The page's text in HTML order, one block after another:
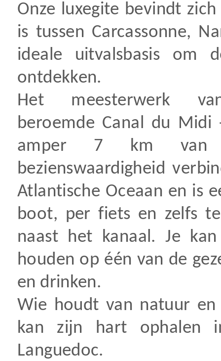
Onze luxegite bevindt
is tussen Carcassonne,
ideale uitvalsbasis om
ontdekken.
Het meesterwerk
beroemde Canal du
amper 7 km van
bezienswaardigheid
Atlantische Oceaan en is
boot, per fiets en zelfs
naast het kanaal. Je
houden op één van de
en drinken.
Wie houdt van natuur en
kan zijn hart ophalen
Languedoc.